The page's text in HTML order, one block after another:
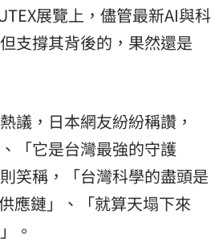
展覽上，儘管最新AI與科
支撐其背後的，果然還是
議，日本網友紛紛稱讚，
「它是台灣最強的守護
笑稱，「台灣科學的盡頭是
應鏈」、「就算天塌下來
。